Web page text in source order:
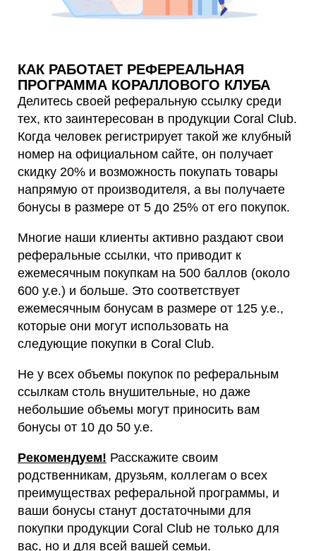
КАК РАБОТАЕТ РЕФЕРЕАЛЬНАЯ
ПРОГРАММА КОРАЛЛОВОГО КЛУБА
Делитесь своей реферальную ссылку среди
тех, кто заинтересован в продукции Coral Club.
Когда человек регистрирует такой же клубный
номер на официальном сайте, он получает
скидку 20% и возможность покупать товары
напрямую от производителя, а вы получаете
бонусы в размере от 5 до 25% от его покупок.
Многие наши клиенты активно раздают свои
реферальные ссылки, что приводит к
ежемесячным покупкам на 500 баллов (около
600 у.е.) и больше. Это соответствует
ежемесячным бонусам в размере от 125 у.е.,
которые они могут использовать на
следующие покупки в Coral Club.
Не у всех объемы покупок по реферальным
ссылкам столь внушительные, но даже
небольшие объемы могут приносить вам
бонусы от 10 до 50 у.е.
Рекомендуем! Расскажите своим
родственникам, друзьям, коллегам о всех
преимуществах реферальной программы, и
ваши бонусы станут достаточными для
покупки продукции Coral Club не только для
вас, но и для всей вашей семьи.